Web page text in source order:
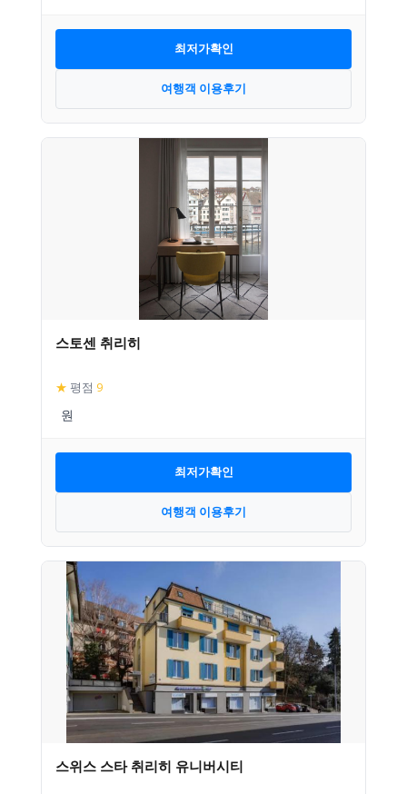
최저가확인
여행객 이용후기
스토센 취리히
★ 평점 9
최저가확인
여행객 이용후기
스위스 스타 취리히 유니버시티